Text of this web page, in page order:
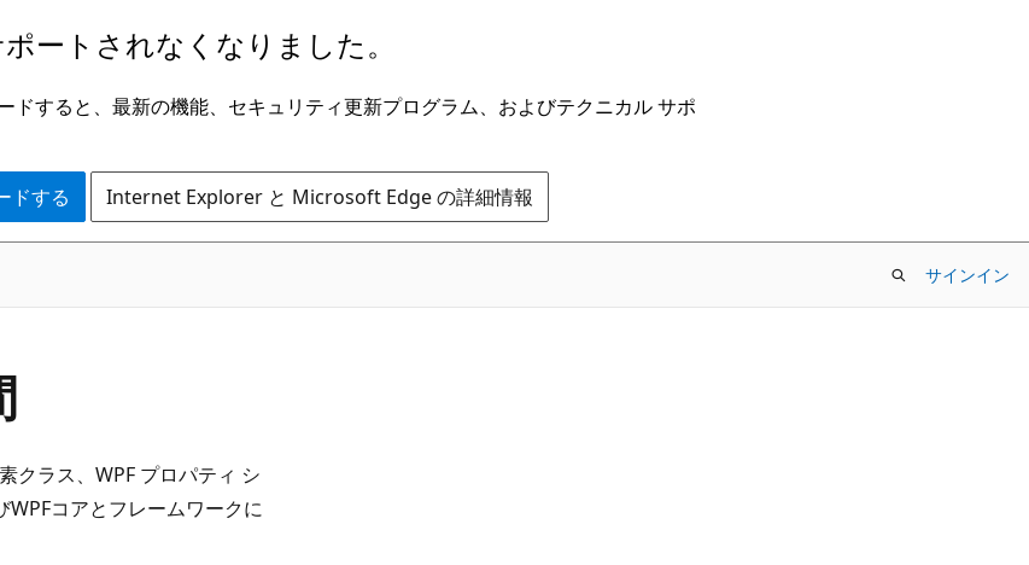
ートされなくなりました。
すると、最新の機能、セキュリティ更新プログラム、およびテクニカル サポ
ドする Internet Explorer と Microsoft Edge の詳細情報
サインイン
ラス、WPF プロパティ シ
コアとフレームワークに